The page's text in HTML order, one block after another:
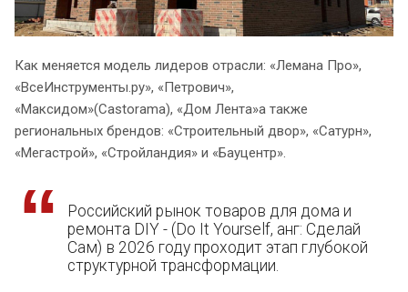
Как меняется модель лидеров отрасли: «Лемана Про»,
«ВсеИнструменты.ру», «Петрович»,
«Максидом»(Castorama), «Дом Лента»а также
региональных брендов: «Строительный двор», «Сатурн»,
«Мегастрой», «Стройландия» и «Бауцентр».
Российский рынок товаров для дома и
ремонта DIY - (Do It Yourself, анг: Сделай
Сам) в 2026 году проходит этап глубокой
структурной трансформации.